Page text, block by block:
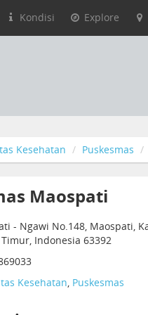
Kondisi Explore
Kesehatan Puskesmas
Maospati
- Ngawi No.148, Maospati,
Timur, Indonesia 63392
Kesehatan, Puskesmas